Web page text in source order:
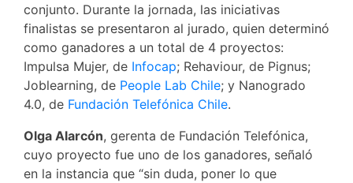
conjunto. Durante la jornada, las iniciativas
finalistas se presentaron al jurado, quien determinó
como ganadores a un total de 4 proyectos:
Impulsa Mujer, de Infocap; Rehaviour, de Pignus;
Joblearning, de People Lab Chile; y Nanogrado
4.0, de Fundación Telefónica Chile.
Olga Alarcón, gerenta de Fundación Telefónica,
cuyo proyecto fue uno de los ganadores, señaló
en la instancia que “sin duda, poner lo que